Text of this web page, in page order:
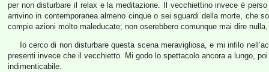
per non disturbare il relax e la meditazione. Il vecchiettino invece è
arrivino in contemporanea almeno cinque o sei sguardi della morte, che
compie azioni molto maleducate; non oserebbero comunque mai dire
Io cerco di non disturbare questa scena meravigliosa, e mi infilo
presenti invece che il vecchietto. Mi godo lo spettacolo ancora a lungo,
indimenticabile.